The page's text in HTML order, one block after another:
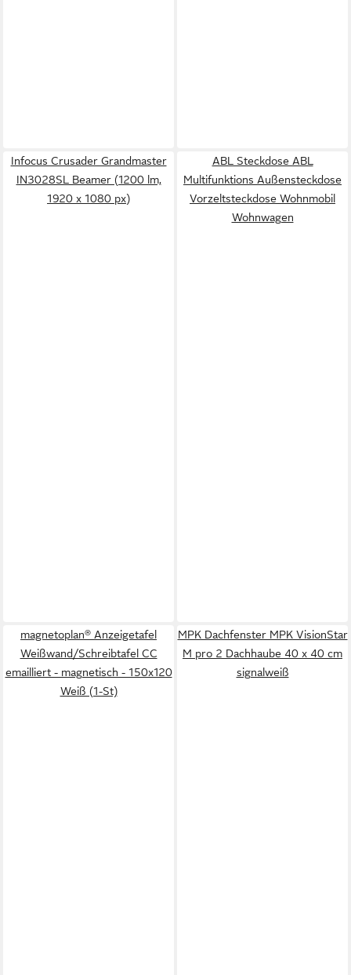
Infocus Crusader Grandmaster
IN3028SL Beamer (1200 lm,
1920 x 1080 px)
ABL Steckdose ABL
Multifunktions Außensteckdose
Vorzeltsteckdose Wohnmobil
Wohnwagen
magnetoplan® Anzeigetafel
Weißwand/Schreibtafel CC
emailliert - magnetisch - 150x120
Weiß (1-St)
MPK Dachfenster MPK VisionStar
M pro 2 Dachhaube 40 x 40 cm
signalweiß